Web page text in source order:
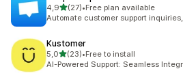
4,9av 5 stjerner
(27)
Totalt 27 omtaler
•Free plan available
Automate customer support
Kustomer
5,0av 5 stjerner
(23)
Totalt 23 omtaler
•Free to install
AI-Powered Support: Seamless